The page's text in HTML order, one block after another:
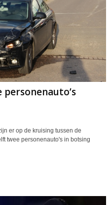
er op de kruising tussen de
twee personenauto's in botsing